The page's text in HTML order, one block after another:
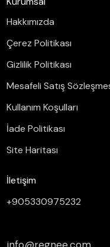
Hakkımızda
Çerez Politikası
Gizlilik Politikası
Mesafeli Satış
Kullanım Koşulları
İade Politikası
Site Haritası
İletişim
+905330975232